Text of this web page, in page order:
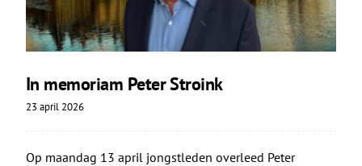
In memoriam Peter Stroink
23 april 2026
Op maandag 13 april jongstleden overleed Peter